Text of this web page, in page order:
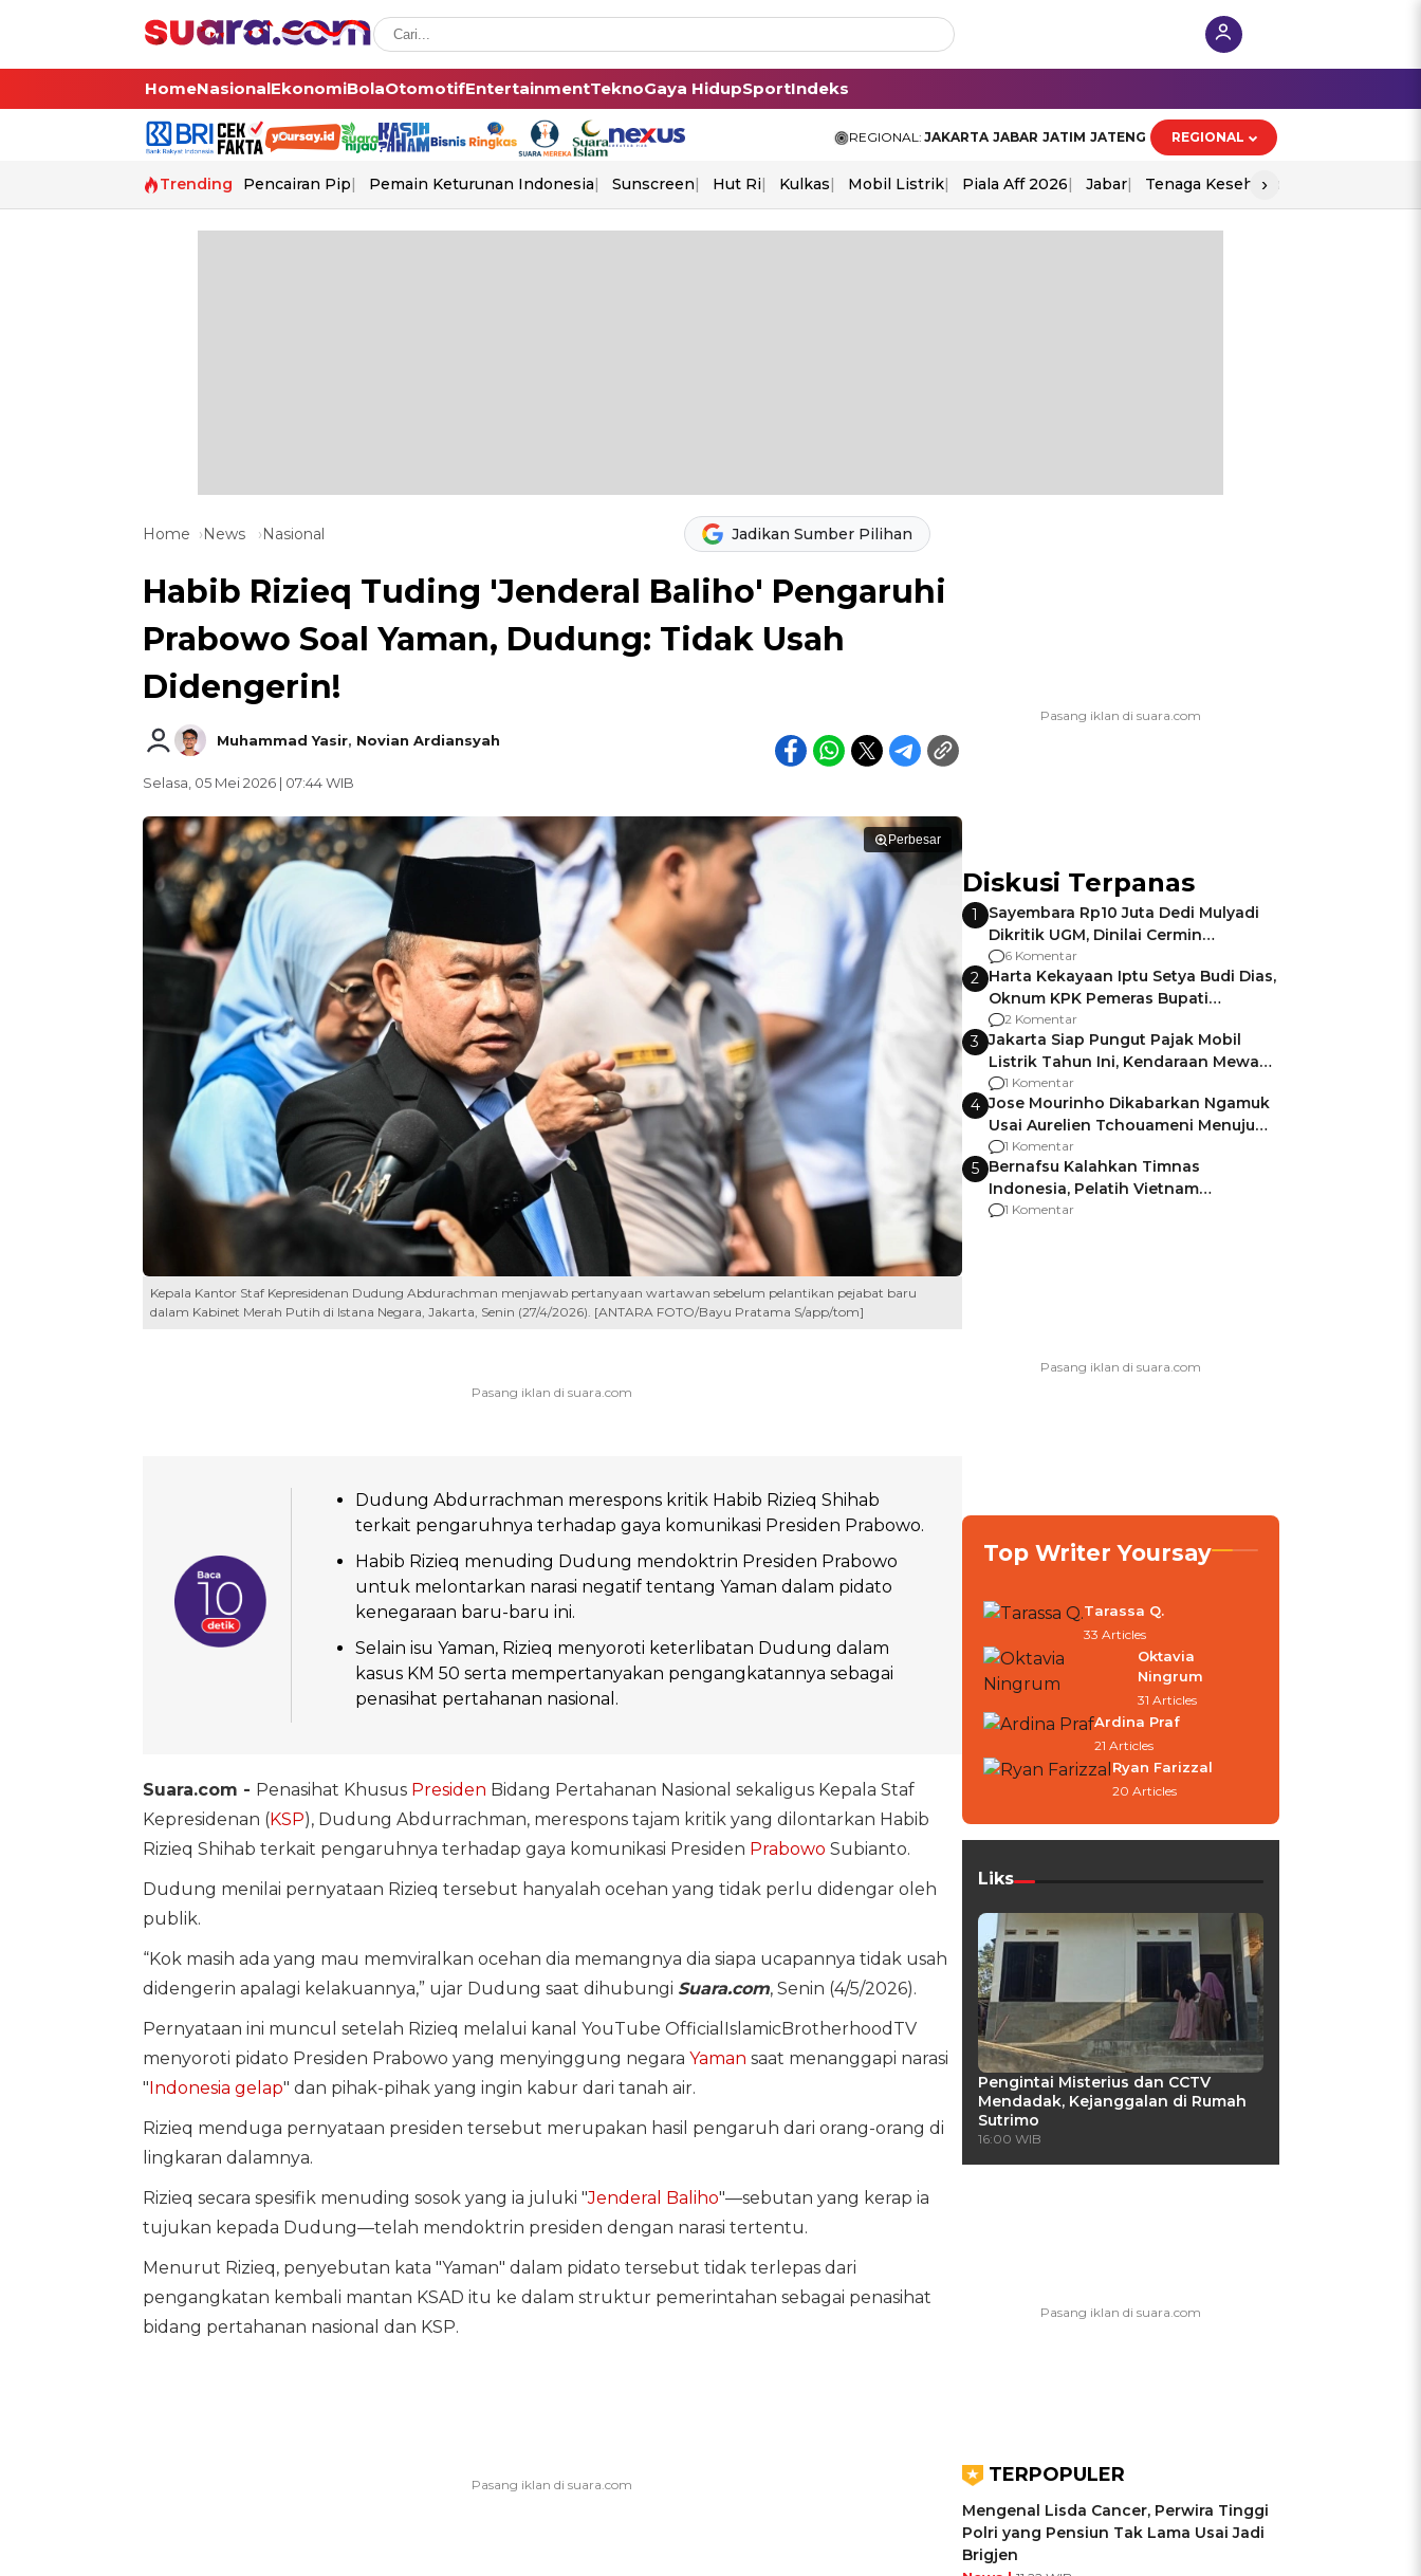
HomeNasionalEkonomiBolaOtomotifEntertainmentTeknoGaya HidupSportIndeks
REGIONAL: JAKARTA JABAR JATIM JATENG REGIONAL
Trending Pencairan Pip Pemain Keturunan Indonesia Sunscreen Hut Ri Kulkas Mobil Listrik Piala Aff 2026 Jabar Tenaga Kesehatan
›
Home News Nasional Jadikan Sumber Pilihan
Habib Rizieq Tuding 'Jenderal Baliho' Pengaruhi
Prabowo Soal Yaman, Dudung: Tidak Usah
Didengerin!
Muhammad Yasir, Novian Ardiansyah
Selasa, 05 Mei 2026 | 07:44 WIB
Perbesar
Kepala Kantor Staf Kepresidenan Dudung Abdurachman menjawab pertanyaan wartawan sebelum pelantikan pejabat baru
dalam Kabinet Merah Putih di Istana Negara, Jakarta, Senin (27/4/2026). [ANTARA FOTO/Bayu Pratama S/app/tom]
Dudung Abdurrachman merespons kritik Habib Rizieq Shihab
terkait pengaruhnya terhadap gaya komunikasi Presiden Prabowo.
Habib Rizieq menuding Dudung mendoktrin Presiden Prabowo
untuk melontarkan narasi negatif tentang Yaman dalam pidato
kenegaraan baru-baru ini.
Selain isu Yaman, Rizieq menyoroti keterlibatan Dudung dalam
kasus KM 50 serta mempertanyakan pengangkatannya sebagai
penasihat pertahanan nasional.
Suara.com - Penasihat Khusus Presiden Bidang Pertahanan Nasional sekaligus Kepala Staf
Kepresidenan (KSP), Dudung Abdurrachman, merespons tajam kritik yang dilontarkan Habib
Rizieq Shihab terkait pengaruhnya terhadap gaya komunikasi Presiden Prabowo Subianto.
Dudung menilai pernyataan Rizieq tersebut hanyalah ocehan yang tidak perlu didengar oleh
publik.
“Kok masih ada yang mau memviralkan ocehan dia memangnya dia siapa ucapannya tidak usah
didengerin apalagi kelakuannya,” ujar Dudung saat dihubungi Suara.com, Senin (4/5/2026).
Pernyataan ini muncul setelah Rizieq melalui kanal YouTube OfficialIslamicBrotherhoodTV
menyoroti pidato Presiden Prabowo yang menyinggung negara Yaman saat menanggapi narasi
"Indonesia gelap" dan pihak-pihak yang ingin kabur dari tanah air.
Rizieq menduga pernyataan presiden tersebut merupakan hasil pengaruh dari orang-orang di
lingkaran dalamnya.
Rizieq secara spesifik menuding sosok yang ia juluki "Jenderal Baliho"—sebutan yang kerap ia
tujukan kepada Dudung—telah mendoktrin presiden dengan narasi tertentu.
Menurut Rizieq, penyebutan kata "Yaman" dalam pidato tersebut tidak terlepas dari
pengangkatan kembali mantan KSAD itu ke dalam struktur pemerintahan sebagai penasihat
bidang pertahanan nasional dan KSP.
Diskusi Terpanas
1
Sayembara Rp10 Juta Dedi Mulyadi
Dikritik UGM, Dinilai Cermin
Gagalnya Negara Jamin Keamanan
6 Komentar
2 Harta Kekayaan Iptu Setya Budi Dias,
Oknum KPK Pemeras Bupati
Pemalang
2 Komentar
3 Jakarta Siap Pungut Pajak Mobil
Listrik Tahun Ini, Kendaraan Mewah
Kena hingga 75% PKB
1 Komentar
4 Jose Mourinho Dikabarkan Ngamuk
Usai Aurelien Tchouameni Menuju
Manchester United
1 Komentar
5 Bernafsu Kalahkan Timnas
Indonesia, Pelatih Vietnam
Berencana Pakai Jimat di Pakansari
1 Komentar
Top Writer Yoursay
Tarassa Q.
33 Articles
Oktavia
Ningrum
31 Articles
Ardina Praf
21 Articles
Ryan Farizzal
20 Articles
Liks
Pengintai Misterius dan CCTV
Mendadak, Kejanggalan di Rumah
Sutrimo
16:00 WIB
TERPOPULER
Mengenal Lisda Cancer, Perwira Tinggi
Polri yang Pensiun Tak Lama Usai Jadi
Brigjen